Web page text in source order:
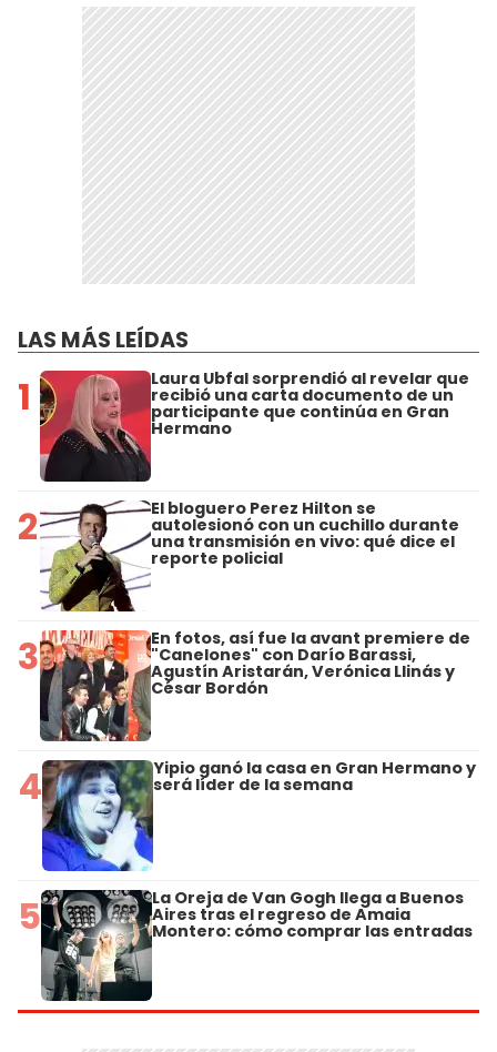
LAS MÁS LEÍDAS
1 Laura Ubfal sorprendió al revelar que
recibió una carta documento de un
participante que continúa en Gran
Hermano
2 El bloguero Perez Hilton se
autolesionó con un cuchillo durante
una transmisión en vivo: qué dice el
reporte policial
3 En fotos, así fue la avant premiere de
"Canelones" con Darío Barassi,
Agustín Aristarán, Verónica Llinás y
César Bordón
4 Yipio ganó la casa en Gran Hermano y
será líder de la semana
5 La Oreja de Van Gogh llega a Buenos
Aires tras el regreso de Amaia
Montero: cómo comprar las entradas